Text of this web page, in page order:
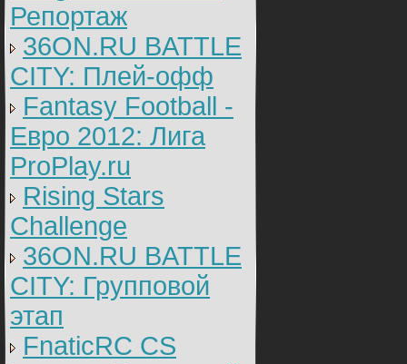
Репортаж
36ON.RU BATTLE
CITY: Плей-офф
Fantasy Football -
Евро 2012: Лига
ProPlay.ru
Rising Stars
Challenge
36ON.RU BATTLE
CITY: Групповой
этап
FnaticRC CS